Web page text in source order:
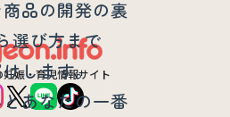
ートについて
品の開発の裏
選び方まで
します。
あなたの一番
妊娠・育児情報サイト